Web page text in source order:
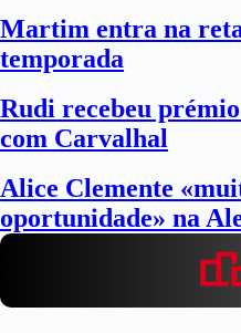
Martim entra na
temporada
Rudi recebeu
com Carvalhal
Alice Clemente
oportunidade» na